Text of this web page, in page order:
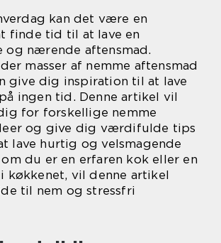
kan det være en
finde tid til at lave en
og nærende aftensmad.
masser af nemme aftensmad
give dig inspiration til at lave
ingen tid. Denne artikel vil
for forskellige nemme
og give dig værdifulde tips
lave hurtig og velsmagende
om du er en erfaren kok eller en
køkkenet, vil denne artikel
til nem og stressfri